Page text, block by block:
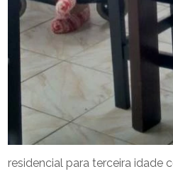
residencial para terceira idade